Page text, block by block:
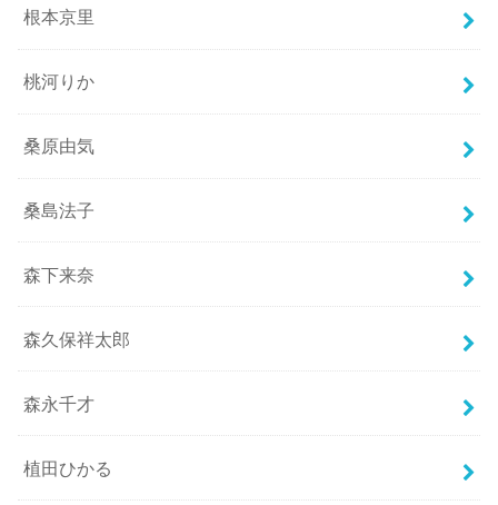
根本京里
桃河りか
桑原由気
桑島法子
森下来奈
森久保祥太郎
森永千才
植田ひかる